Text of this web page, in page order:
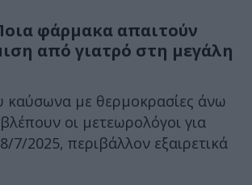
φάρμακα απαιτούν
από γιατρό στη μεγάλη
με θερμοκρασίες άνω
οι μετεωρολόγοι για
7/2025, περιβάλλον εξαιρετικά